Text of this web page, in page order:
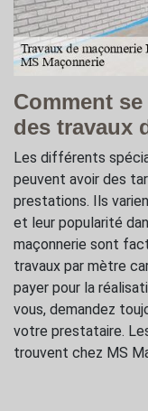
Comment
des travaux
Les différents
peuvent avoir des
prestations. Ils
et leur popularité
maçonnerie sont
travaux par mètre
payer pour la
vous, demandez
votre prestataire.
trouvent chez MS